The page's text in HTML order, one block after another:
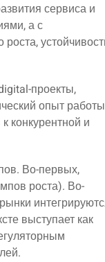
сервиса и
а с
проекты,
опыт работы
конкурентной и
Во-первых,
роста). Во-
выступает как